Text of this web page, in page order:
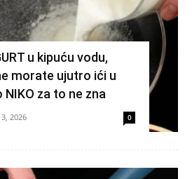
u kipuću vodu,
morate ujutro ići u
za to ne zna
2026 0